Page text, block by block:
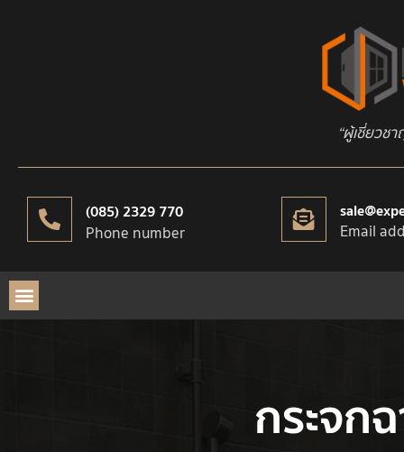
“ผู้เชี่ยวช
(085) 2329 770
Phone number Email
กระจก